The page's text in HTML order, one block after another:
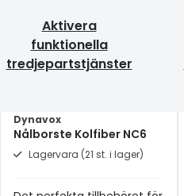
Aktivera
funktionella
tredjepartstjänster
Dynavox
Nålborste Kolfiber NC6
Lagervara (21 st. i lager)